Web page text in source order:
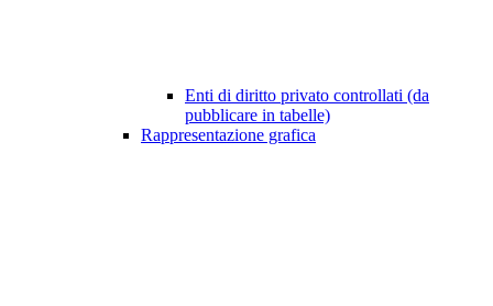
Enti di diritto privato controllati (da
pubblicare in tabelle)
Rappresentazione grafica